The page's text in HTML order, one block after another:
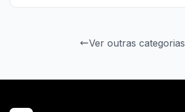
Ver outras categorias